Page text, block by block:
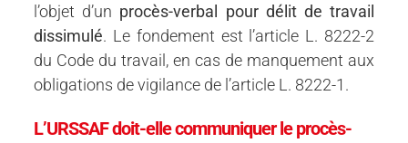
l’objet d’un procès-verbal pour délit de travail
dissimulé. Le fondement est l’article L. 8222-2
du Code du travail, en cas de manquement aux
obligations de vigilance de l’article L. 8222-1.
L’URSSAF doit-elle communiquer le procès-